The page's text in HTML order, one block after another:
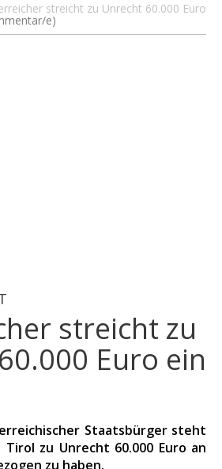
streicht zu Unrecht 60.000 Euro
e)
streicht zu
Euro ein
Staatsbürger steht
zu Unrecht 60.000 Euro an
zu haben.